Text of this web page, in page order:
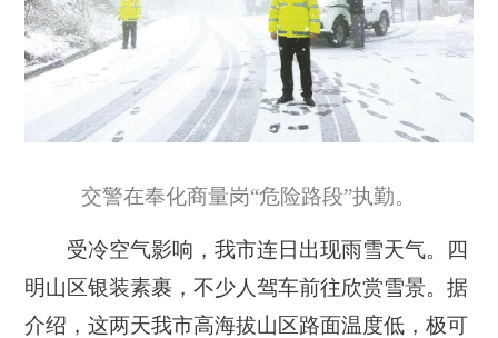
交警在奉化商量岗“危险路段”执勤。
受冷空气影响，我市连日出现雨雪天气。四
明山区银装素裹，不少人驾车前往欣赏雪景。据
介绍，这两天我市高海拔山区路面温度低，极可